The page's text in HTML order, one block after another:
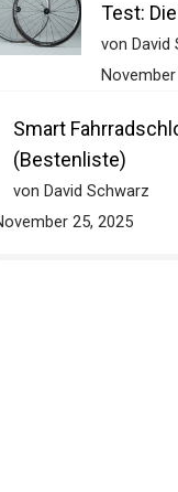
Gravel
Test:
von David
Smart
besten (Bestenliste)
von David Schwarz